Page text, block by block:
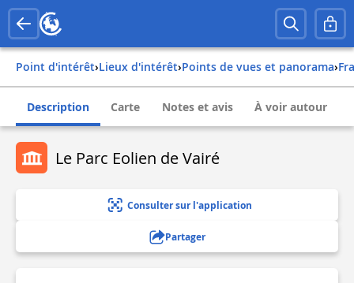
Point d'intérêt› Lieux d'intérêt› Points de vues et panorama›
Description Carte Notes et avis À voir autour
Le Parc Eolien de Vairé
Consulter sur l'application
Partager